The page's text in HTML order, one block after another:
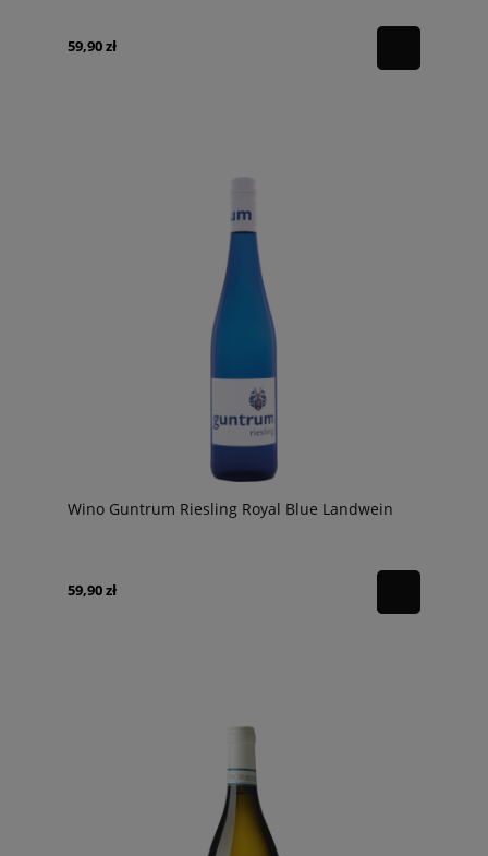
59,90 zł
Wino Guntrum Riesling Royal Blue Landwein
59,90 zł